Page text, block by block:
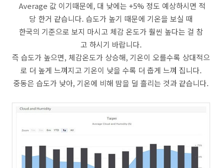
Average 값 이기때문에, 대 낮에는 +5% 정도 예상하시면 적
당 한거 같습니다. 습도가 높기 때문에 기온을 보실 때
한국의 기준으로 보지 마시고 체감 온도가 훨씬 높다는 걸 참
고 하시기 바랍니다.
즉 습도가 높으면, 체감온도가 상승해, 기온이 오를수록 상대적으
로 더 높게 느껴지고 기온이 낮을 수록 더 춥게 느껴 집니다.
중동은 습도가 낮아, 기온에 비해 땀을 덜 흘리는 것과 같습니다.